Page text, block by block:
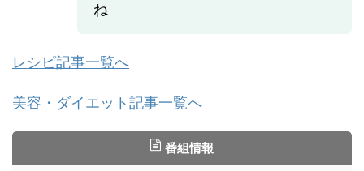
ね
レシピ記事一覧へ
美容・ダイエット記事一覧へ
番組情報